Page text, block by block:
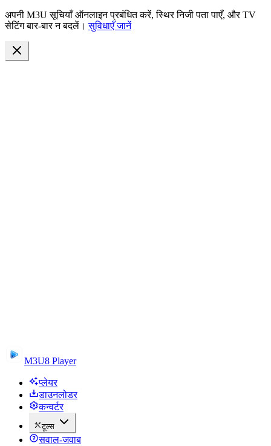
अपनी M3U सूचियाँ ऑनलाइन प्रबंधित करें, स्थिर निजी पता पाएँ, और TV
सेटिंग बार-बार न बदलें। सुविधाएँ जानें
M3U8 Player
प्लेयर
डाउनलोडर
कन्वर्टर
टूल्स
सवाल-जवाब